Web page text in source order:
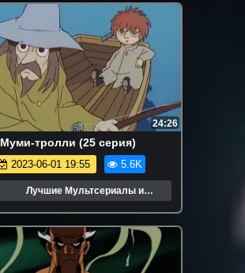
24:26
Муми-тролли (25 серия)
2023-06-01 19:55 5.6K
Лучшие Мультсериалы и